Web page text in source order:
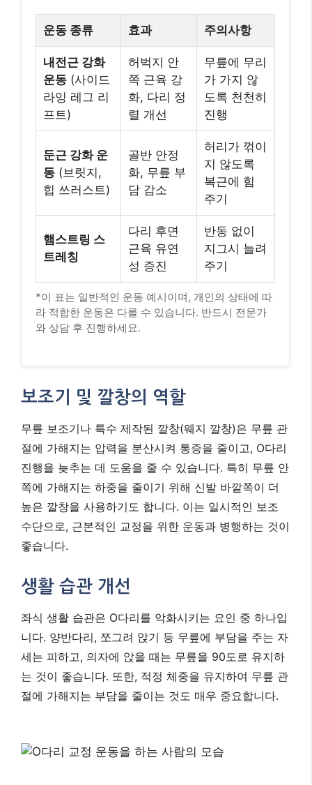
운동 종류 효과 주의사항
내전근 강화
운동 (사이드
라잉 레그 리
프트)
허벅지 안
쪽 근육 강
화, 다리 정
렬 개선
무릎에 무리
가 가지 않
도록 천천히
진행
둔근 강화 운
동 (브릿지,
힙 쓰러스트)
골반 안정
화, 무릎 부
담 감소
허리가 꺾이
지 않도록
복근에 힘
주기
햄스트링 스
트레칭
다리 후면
근육 유연
성 증진
반동 없이
지그시 늘려
주기
*이 표는 일반적인 운동 예시이며, 개인의 상태에 따
라 적합한 운동은 다를 수 있습니다. 반드시 전문가
와 상담 후 진행하세요.
보조기 및 깔창의 역할
무릎 보조기나 특수 제작된 깔창(웨지 깔창)은 무릎 관
절에 가해지는 압력을 분산시켜 통증을 줄이고, O다리
진행을 늦추는 데 도움을 줄 수 있습니다. 특히 무릎 안
쪽에 가해지는 하중을 줄이기 위해 신발 바깥쪽이 더
높은 깔창을 사용하기도 합니다. 이는 일시적인 보조
수단으로, 근본적인 교정을 위한 운동과 병행하는 것이
좋습니다.
생활 습관 개선
좌식 생활 습관은 O다리를 악화시키는 요인 중 하나입
니다. 양반다리, 쪼그려 앉기 등 무릎에 부담을 주는 자
세는 피하고, 의자에 앉을 때는 무릎을 90도로 유지하
는 것이 좋습니다. 또한, 적정 체중을 유지하여 무릎 관
절에 가해지는 부담을 줄이는 것도 매우 중요합니다.